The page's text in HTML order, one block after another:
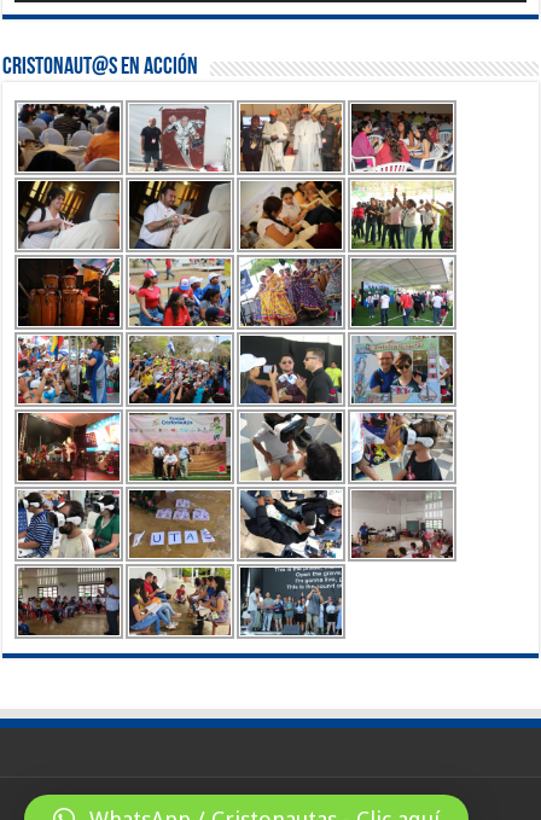
Cristonaut@s en Acción